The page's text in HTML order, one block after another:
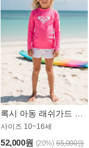
사이즈 10~16세
52,000원 (20%) 65,000원